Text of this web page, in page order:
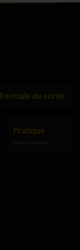
Formule de sortie
Pratique
Acheteur-prioritaire